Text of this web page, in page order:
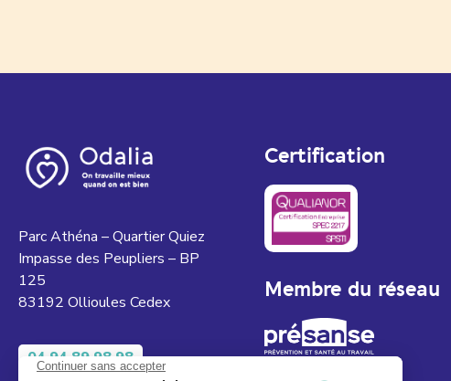
Parc Athéna – Quartier Quiez
Impasse des Peupliers – BP
125
83192 Ollioules Cedex
04 94 89 98 98
Certification
Membre du réseau